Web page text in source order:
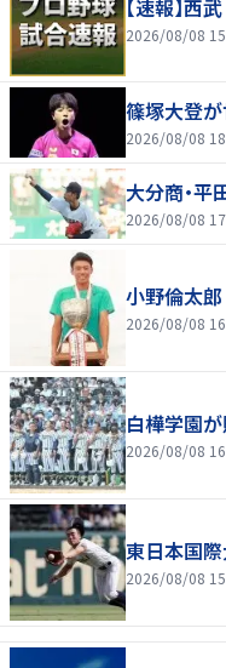
【速報】西
2026/08/08
篠塚大登
2026/08/08
大分商・平
2026/08/08
小野倫太郎
2026/08/08
白樺学園
2026/08/08
東日本国
2026/08/08